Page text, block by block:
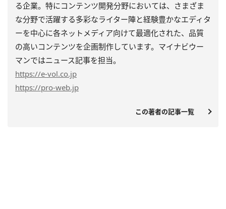
る企業。特にコンテンツ開発分野においては、さまざま
な分野で活躍する多彩なライター陣と経験豊かなエディタ
ーを中心に各ネットメディア向けて最適化された、品質
の高いコンテンツを企画制作しています。マイナビウー
マンではニュース記事を担当。
https://e-vol.co.jp
https://pro-web.jp
この著者の記事一覧